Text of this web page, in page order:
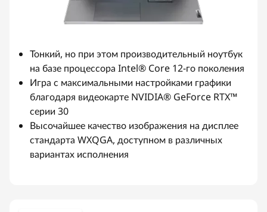
Тонкий, но при этом производительный ноутбук
на базе процессора Intel® Core 12-го поколения
Игра с максимальными настройками графики
благодаря видеокарте NVIDIA® GeForce RTX™
серии 30
Высочайшее качество изображения на дисплее
стандарта WXQGA, доступном в различных
вариантах исполнения